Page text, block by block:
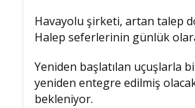
Havayolu şirketi, artan talep
Halep seferlerinin günlük
Yeniden başlatılan uçuşlarla
yeniden entegre edilmiş
bekleniyor.